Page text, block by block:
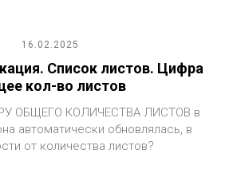
16.02.2025
Список листов. Цифра
кол-во листов
ОБЩЕГО КОЛИЧЕСТВА ЛИСТОВ в
автоматически обновлялась, в
от количества листов?